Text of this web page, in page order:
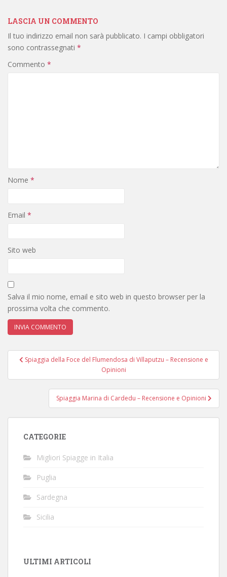
LASCIA UN COMMENTO
Il tuo indirizzo email non sarà pubblicato. I campi obbligatori
sono contrassegnati *
Commento *
Nome *
Email *
Sito web
Salva il mio nome, email e sito web in questo browser per la
prossima volta che commento.
Navigazione
Spiaggia della Foce del Flumendosa di Villaputzu – Recensione e
Opinioni
Spiaggia Marina di Cardedu – Recensione e Opinioni
CATEGORIE
Migliori Spiagge in Italia
Puglia
Sardegna
Sicilia
ULTIMI ARTICOLI